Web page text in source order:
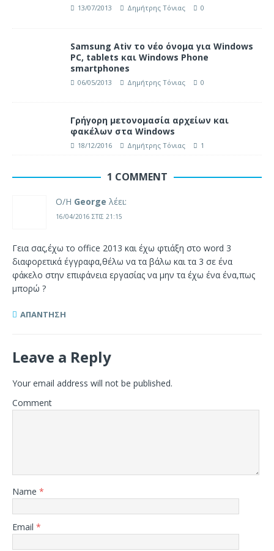
13/07/2013 Δημήτρης Τόνιας 0
Samsung Ativ το νέο όνομα για Windows
PC, tablets και Windows Phone
smartphones
06/05/2013 Δημήτρης Τόνιας 0
Γρήγορη μετονομασία αρχείων και
φακέλων στα Windows
18/12/2016 Δημήτρης Τόνιας 1
1 COMMENT
Ο/Η George λέει:
16/04/2016 ΣΤΙΣ 21:15
Γεια σας,έχω το office 2013 και έχω φτιάξη στο word 3
διαφορετικά έγγραφα,θέλω να τα βάλω και τα 3 σε ένα
φάκελο στην επιφάνεια εργασίας να μην τα έχω ένα ένα,πως
μπορώ ?
ΑΠΆΝΤΗΣΗ
Leave a Reply
Your email address will not be published.
Comment
Name *
Email *